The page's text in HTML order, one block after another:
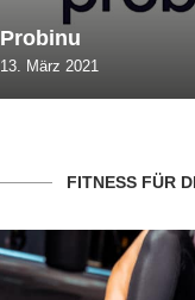
Probinu
13. März 2021
FITNESS FÜR